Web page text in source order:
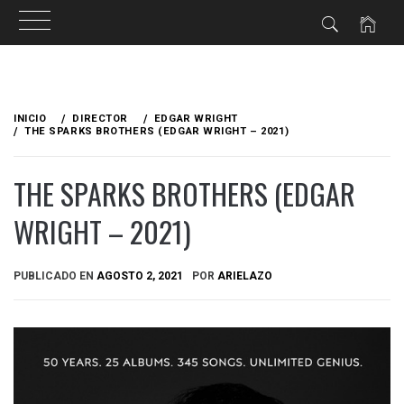
contenido
INICIO DIRECTOR
EDGAR WRIGHT
THE SPARKS BROTHERS (EDGAR WRIGHT – 2021)
THE SPARKS BROTHERS (EDGAR
WRIGHT – 2021)
PUBLICADO EN AGOSTO 2, 2021 POR ARIELAZO